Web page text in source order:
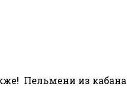
Пельмени из кабана